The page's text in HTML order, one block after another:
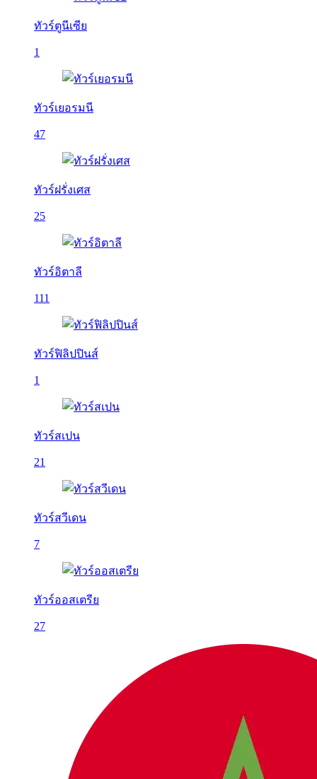
ทัวร์ตูนีเซีย
1
ทัวร์เยอรมนี
47
ทัวร์ฝรั่งเศส
25
ทัวร์อิตาลี
111
ทัวร์ฟิลิปปินส์
1
ทัวร์สเปน
21
ทัวร์สวีเดน
7
ทัวร์ออสเตรีย
27